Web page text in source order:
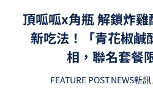
頂呱呱x角瓶 解鎖炸
新吃法！「青花椒鹹
相，聯名套餐
FEATURE POST,NEWS新訊,